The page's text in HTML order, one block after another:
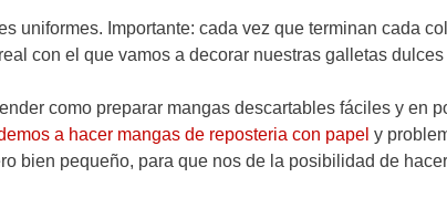
uniformes. Importante: cada vez que terminan cada
con el que vamos a decorar nuestras galletas
como preparar mangas descartables fáciles y en
a hacer mangas de reposteria con papel y
bien pequeño, para que nos de la posibilidad de hacer